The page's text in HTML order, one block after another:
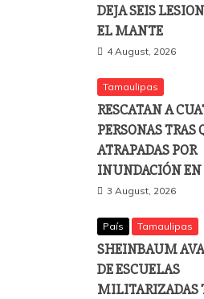
DEJA SEIS
EL MANTE
4 August, 2026
Tamaulipas
RESCATAN A
PERSONAS TRAS
ATRAPADAS POR
INUNDACIÓN EN
3 August, 2026
País Tamaulipas
SHEINBAUM
DE ESCUELAS
MILITARIZADAS